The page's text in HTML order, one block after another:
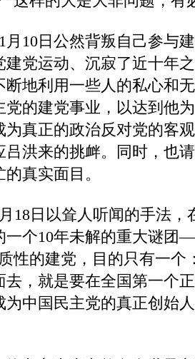
月10日公然背叛自己参与
建党运动、沉寂了近十年
断地利用一些人的私心和
党的建党事业，以达到他
为真正的政治反对党的客
吕洪来的挑衅。同时，也
真实面目。
18日以耸人听闻的手法
一个10年未解的重大谜
性的建党，目的只有一个
去，就是要在全国第一个
为中国民主党的真正创始